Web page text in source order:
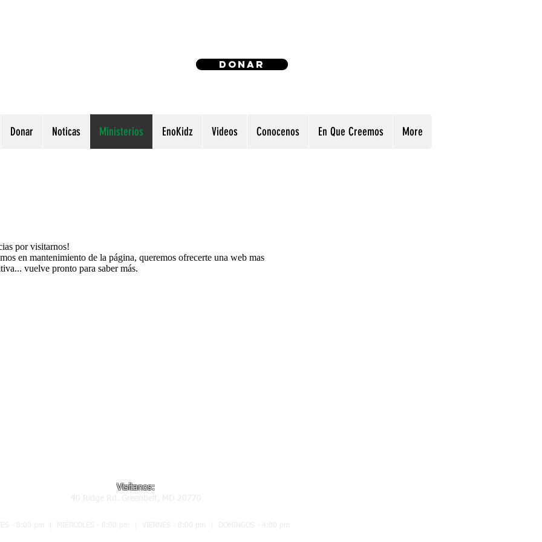
Donar
Donar Noticas Ministerios EnoKidz Videos Conocenos En Que Creemos More
por visitarnos!
en mantenimiento de la página, queremos ofrecerte una web mas
vuelve pronto para saber más.
Visítanos: